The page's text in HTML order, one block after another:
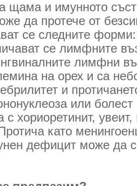
щама и имунното
да протече от
се следните форми:
се лимфните
лимфни
на орех и са
и
или
с хориоретинит,
като
дефицит може да